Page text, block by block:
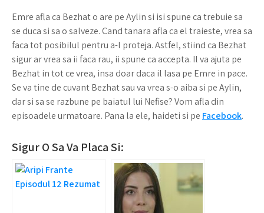
Emre afla ca Bezhat o are pe Aylin si isi spune ca trebuie sa
se duca si sa o salveze. Cand tanara afla ca el traieste, vrea sa
faca tot posibilul pentru a-l proteja. Astfel, stiind ca Bezhat
sigur ar vrea sa ii faca rau, ii spune ca accepta. Il va ajuta pe
Bezhat in tot ce vrea, insa doar daca il lasa pe Emre in pace.
Se va tine de cuvant Bezhat sau va vrea s-o aiba si pe Aylin,
dar si sa se razbune pe baiatul lui Nefise? Vom afla din
episoadele urmatoare. Pana la ele, haideti si pe Facebook.
Sigur O Sa Va Placa Si: